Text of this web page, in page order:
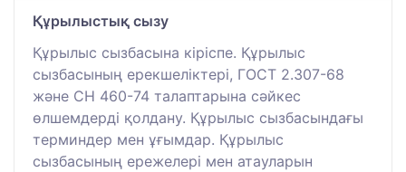
Құрылыстық сызу
Құрылыс сызбасына кіріспе. Құрылыс
сызбасының ерекшеліктері, ГОСТ 2.307-68
және СН 460-74 талаптарына сәйкес
өлшемдерді қолдану. Құрылыс сызбасындағы
терминдер мен ұғымдар. Құрылыс
сызбасының ережелері мен атауларын